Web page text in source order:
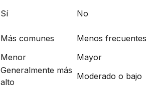
Sí
No
Más comunes
Menos frecuentes
Menor
Mayor
Generalmente más
alto
Moderado o bajo